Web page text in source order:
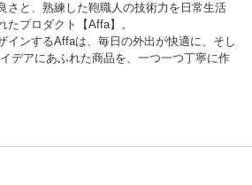
さと、熟練した鞄職人の技術力を日常生活
プロダクト【Affa】。
インするAffaは、毎日の外出が快適に、そし
デアにあふれた商品を、一つ一つ丁寧に作